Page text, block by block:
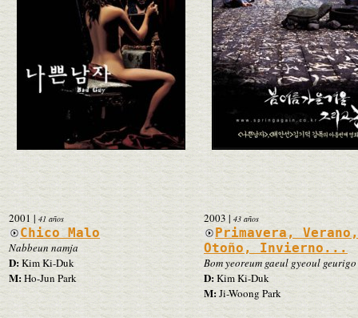
2001 | 41 años
Chico Malo
Nabbeun namja
D:Kim Ki-Duk
M:Ho-Jun Park
2003 | 43 años
Primavera,
Otoño, Invierno...
Bom yeoreum gaeul gyeoul
D:Kim Ki-Duk
M:Ji-Woong Park